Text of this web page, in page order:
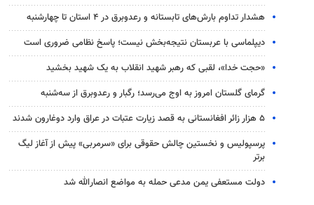
هشدار تداوم بارش‌های تابستانه و رعدوبرق در ۴ استان تا چهارشنبه
دیپلماسی با عربستان نتیجه‌بخش نیست؛ پاسخ نظامی ضروری است
«حجت خدا»، لقبی که رهبر شهید انقلاب به یک شهید بخشید
گرمای گلستان امروز به اوج می‌رسد؛ رگبار و رعدوبرق از سه‌شنبه
۵ هزار زائر افغانستانی به قصد زیارت عتبات در عراق وارد دوغارون شدند
پرسپولیس و نخستین چالش حقوقی برای «سرمربی» پیش از آغاز لیگ
برتر
دولت مستعفی یمن مدعی حمله به مواضع انصارالله شد